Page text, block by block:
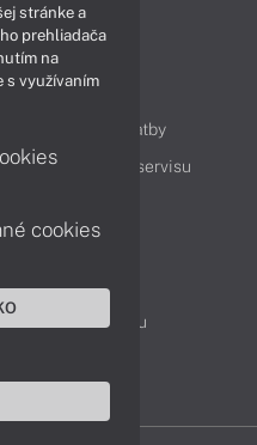
Videá
doručenia a platby
služby Cenník servisu
oddelenie
Reklamácia tovaru
stránke a
prehliadača
na
s využívaním
cookies